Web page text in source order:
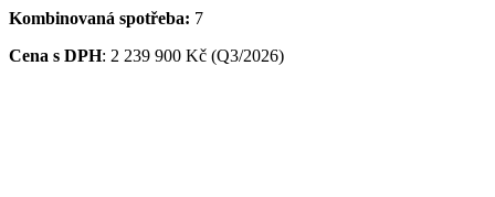
Kombinovaná spotřeba: 7
Cena s DPH: 2 239 900 Kč (Q3/2026)